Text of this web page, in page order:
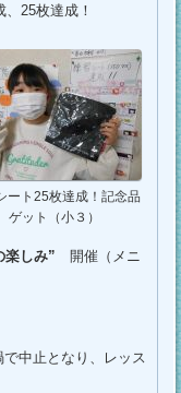
25枚達成！
ート25枚達成！記念品
ゲット（小３）
楽しみ” 開催（メニ
中止となり、レッス